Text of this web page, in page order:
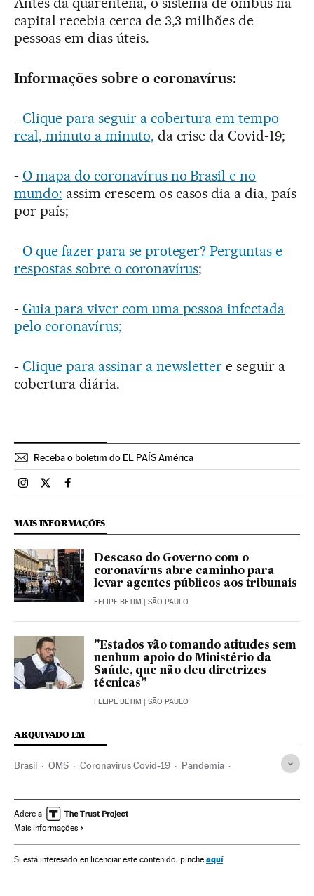
capital recebia cerca de 3,3 milhões de
pessoas em dias úteis.
Informações sobre o coronavírus:
- Clique para seguir a cobertura em tempo
real, minuto a minuto, da crise da Covid-19;
- O mapa do coronavírus no Brasil e no
mundo: assim crescem os casos dia a dia, país
por país;
- O que fazer para se proteger? Perguntas e
respostas sobre o coronavírus;
- Guia para viver com uma pessoa infectada
pelo coronavírus;
- Clique para assinar a newsletter e seguir a
cobertura diária.
Receba o boletim do EL PAÍS América
Brasil El País Brasil en Instagram
Brasil El País Brasil en Twitter
Brasil El País Brasil en Facebook
MAIS INFORMAÇÕES
Descaso do Governo com o
coronavírus abre caminho para
levar agentes públicos aos tribunais
FELIPE BETIM | SÃO PAULO
"Estados vão tomando atitudes sem
nenhum apoio do Ministério da
Saúde, que não deu diretrizes
técnicas”
FELIPE BETIM | SÃO PAULO
ARQUIVADO EM
Brasil OMS Coronavirus Covid-19 Pandemia
Ministério Saúde São Paulo
Jair Bolsonaro
Adere a
Mais informações
Si está interesado en licenciar este contenido, pinche aquí